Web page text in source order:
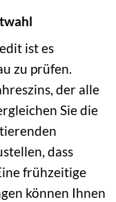
ist es
zu prüfen.
der alle
Sie die
dass
frühzeitige
können Ihnen